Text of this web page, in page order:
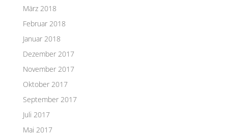
März 2018
Februar 2018
Januar 2018
Dezember 2017
November 2017
Oktober 2017
September 2017
Juli 2017
Mai 2017